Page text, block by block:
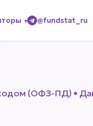
@fundstat_ru
(ОФЗ-ПД) •